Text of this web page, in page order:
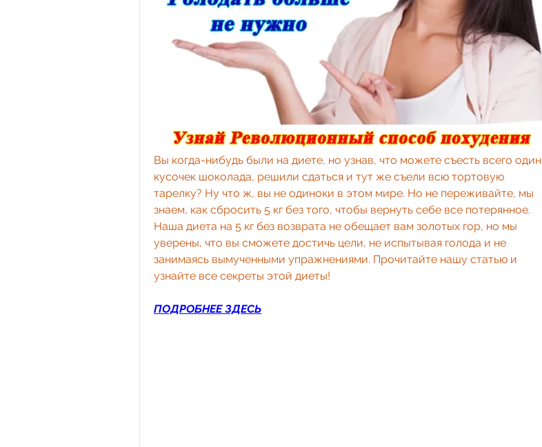
Вы когда-нибудь были на диете, но узнав, что можете съесть всего один
кусочек шоколада, решили сдаться и тут же съели всю тортовую
тарелку? Ну что ж, вы не одиноки в этом мире. Но не переживайте, мы
знаем, как сбросить 5 кг без того, чтобы вернуть себе все потерянное.
Наша диета на 5 кг без возврата не обещает вам золотых гор, но мы
уверены, что вы сможете достичь цели, не испытывая голода и не
занимаясь вымученными упражнениями. Прочитайте нашу статью и
узнайте все секреты этой диеты!
ПОДРОБНЕЕ ЗДЕСЬ